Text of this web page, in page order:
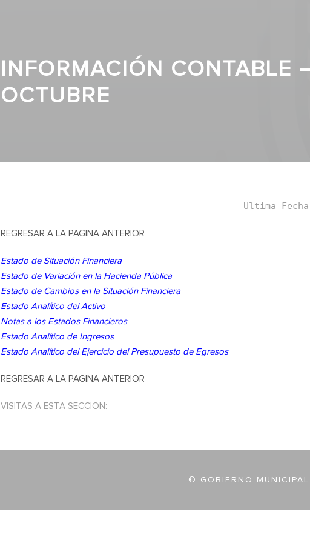
INFORMACIÓN CONTABLE
OCTUBRE
Ultima
REGRESAR A LA PAGINA ANTERIOR
Estado de Situación Financiera
Estado de Variación en la Hacienda Pública
Estado de Cambios en la Situación Financiera
Estado Analítico del Activo
Notas a los Estados Financieros
Estado Analítico de Ingresos
Estado Analítico del Ejercicio del Presupuesto de Egresos
REGRESAR A LA PAGINA ANTERIOR
VISITAS A ESTA SECCION:
© GOBIERNO